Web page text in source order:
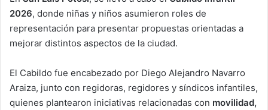
2026, donde niñas y niños asumieron roles de
representación para presentar propuestas orientadas a
mejorar distintos aspectos de la ciudad.
El Cabildo fue encabezado por Diego Alejandro Navarro
Araiza, junto con regidoras, regidores y síndicos infantiles,
quienes plantearon iniciativas relacionadas con movilidad,